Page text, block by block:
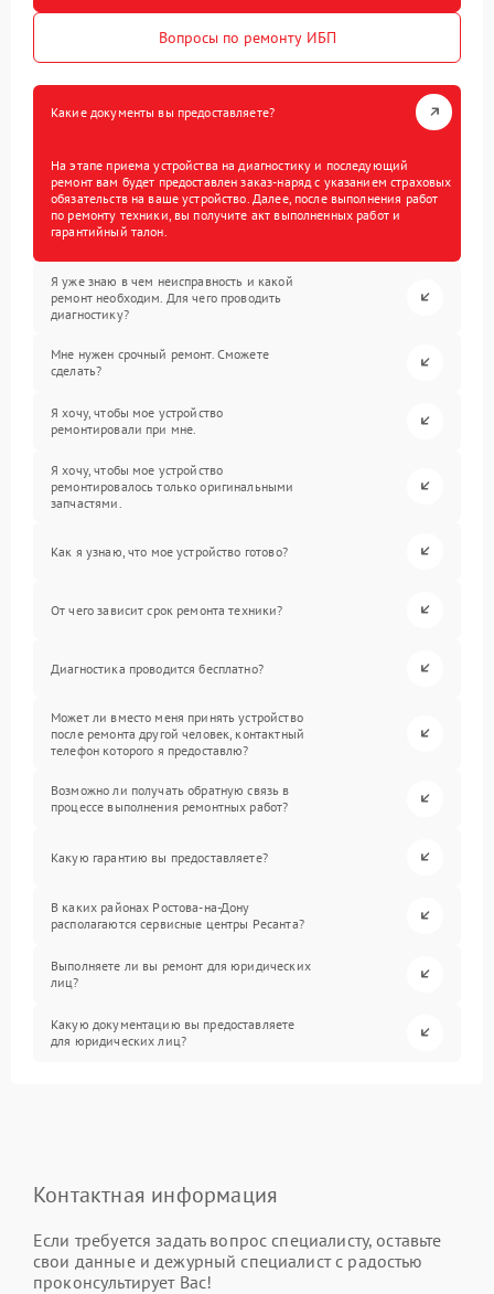
Вопросы по ремонту ИБП
Какие документы вы предоставляете?
На этапе приема устройства на диагностику и последующий
ремонт вам будет предоставлен заказ-наряд с указанием страховых
обязательств на ваше устройство. Далее, после выполнения работ
по ремонту техники, вы получите акт выполненных работ и
гарантийный талон.
Я уже знаю в чем неисправность и какой
ремонт необходим. Для чего проводить
диагностику?
Мне нужен срочный ремонт. Сможете
сделать?
Я хочу, чтобы мое устройство
ремонтировали при мне.
Я хочу, чтобы мое устройство
ремонтировалось только оригинальными
запчастями.
Как я узнаю, что мое устройство готово?
От чего зависит срок ремонта техники?
Диагностика проводится бесплатно?
Может ли вместо меня принять устройство
после ремонта другой человек, контактный
телефон которого я предоставлю?
Возможно ли получать обратную связь в
процессе выполнения ремонтных работ?
Какую гарантию вы предоставляете?
В каких районах Ростова-на-Дону
располагаются сервисные центры Ресанта?
Выполняете ли вы ремонт для юридических
лиц?
Какую документацию вы предоставляете
для юридических лиц?
Контактная информация
Если требуется задать вопрос специалисту, оставьте
свои данные и дежурный специалист с радостью
проконсультирует Вас!